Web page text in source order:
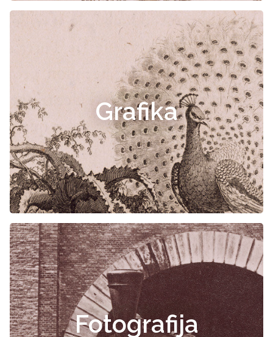
Grafika
Fotografija